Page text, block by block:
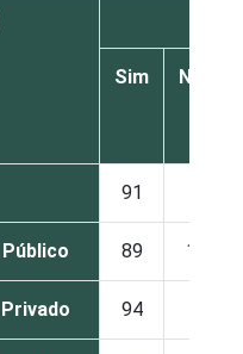
Sim Não
91
Público 89 11
Privado 94